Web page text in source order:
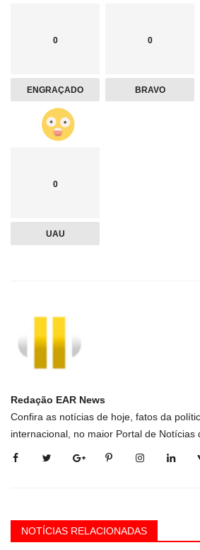
0
ENGRAÇADO
0
BRAVO
0
UAU
Redação EAR News
Confira as notícias de hoje, fatos da
internacional, no maior Portal de Notícias
NOTÍCIAS RELACIONADAS